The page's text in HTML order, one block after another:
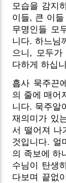
모습을 감지
이들, 큰 이
무명인들 모
니다. 하느님
으니, 모두
다하게 하십
흡사 묵주끈
의 줄에 매어
니다. 묵주알
재의미가 있
서 떨어져 나
것입니다. 얼
의 족보에 하
수님이 탄생
다보며 끝없